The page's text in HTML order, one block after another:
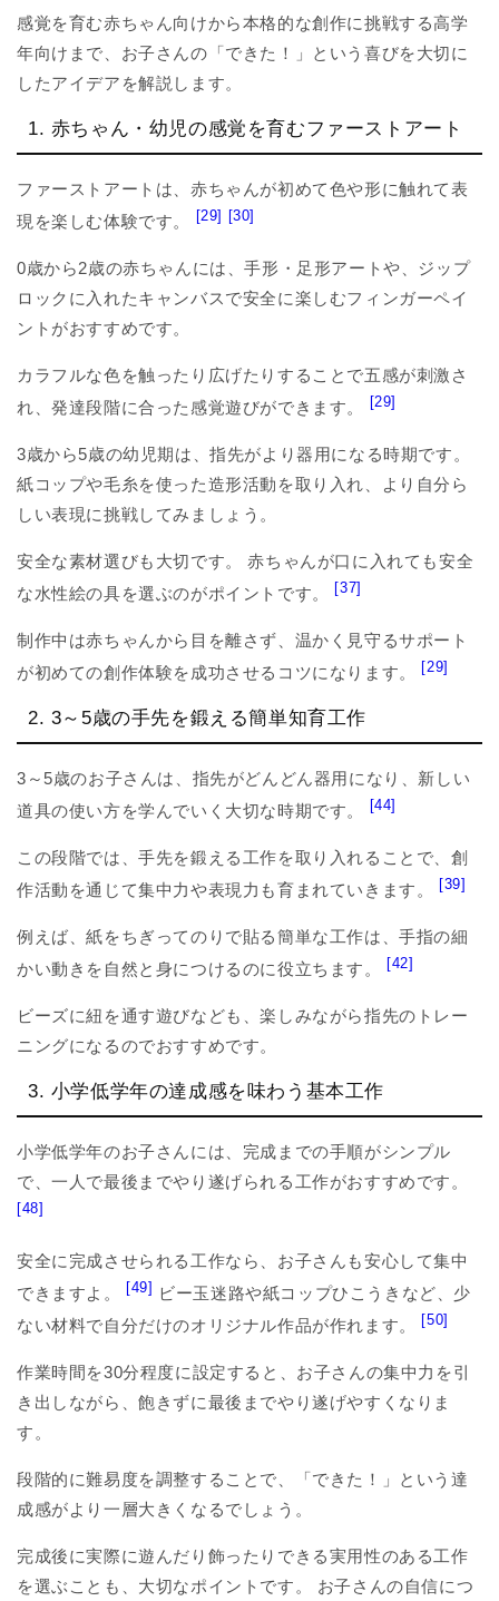
感覚を育む赤ちゃん向けから本格的な創作に挑戦する高学
年向けまで、お子さんの「できた！」という喜びを大切に
したアイデアを解説します。
1. 赤ちゃん・幼児の感覚を育むファーストアート
ファーストアートは、赤ちゃんが初めて色や形に触れて表
現を楽しむ体験です。
[29] [30]
0歳から2歳の赤ちゃんには、手形・足形アートや、ジップ
ロックに入れたキャンバスで安全に楽しむフィンガーペイ
ントがおすすめです。
カラフルな色を触ったり広げたりすることで五感が刺激さ
れ、発達段階に合った感覚遊びができます。
[29]
3歳から5歳の幼児期は、指先がより器用になる時期です。
紙コップや毛糸を使った造形活動を取り入れ、より自分ら
しい表現に挑戦してみましょう。
安全な素材選びも大切です。 赤ちゃんが口に入れても安全
な水性絵の具を選ぶのがポイントです。
[37]
制作中は赤ちゃんから目を離さず、温かく見守るサポート
が初めての創作体験を成功させるコツになります。
[29]
2. 3～5歳の手先を鍛える簡単知育工作
3～5歳のお子さんは、指先がどんどん器用になり、新しい
道具の使い方を学んでいく大切な時期です。
[44]
この段階では、手先を鍛える工作を取り入れることで、創
作活動を通じて集中力や表現力も育まれていきます。
[39]
例えば、紙をちぎってのりで貼る簡単な工作は、手指の細
かい動きを自然と身につけるのに役立ちます。
[42]
ビーズに紐を通す遊びなども、楽しみながら指先のトレー
ニングになるのでおすすめです。
3. 小学低学年の達成感を味わう基本工作
小学低学年のお子さんには、完成までの手順がシンプル
で、一人で最後までやり遂げられる工作がおすすめです。
[48]
安全に完成させられる工作なら、お子さんも安心して集中
できますよ。
[49]
ビー玉迷路や紙コップひこうきなど、少
ない材料で自分だけのオリジナル作品が作れます。
[50]
作業時間を30分程度に設定すると、お子さんの集中力を引
き出しながら、飽きずに最後までやり遂げやすくなりま
す。
段階的に難易度を調整することで、「できた！」という達
成感がより一層大きくなるでしょう。
完成後に実際に遊んだり飾ったりできる実用性のある工作
を選ぶことも、大切なポイントです。 お子さんの自信につ